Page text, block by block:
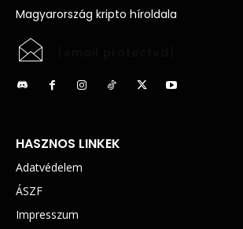
Magyarország kripto híroldala
HASZNOS LINKEK
Adatvédelem
ÁSZF
Impresszum